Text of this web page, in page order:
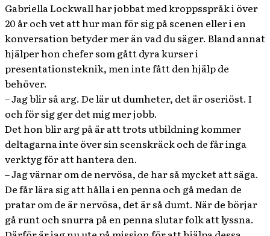
Gabriella Lockwall har jobbat med kroppsspråk i över
20 år och vet att hur man för sig på scenen eller i en
konversation betyder mer än vad du säger. Bland annat
hjälper hon chefer som gått dyra kurser i
presentationsteknik, men inte fått den hjälp de
behöver.
– Jag blir så arg. De lär ut dumheter, det är oseriöst. I
och för sig ger det mig mer jobb.
Det hon blir arg på är att trots utbildning kommer
deltagarna inte över sin scenskräck och de får inga
verktyg för att hantera den.
– Jag värnar om de nervösa, de har så mycket att säga.
De får lära sig att hålla i en penna och gå medan de
pratar om de är nervösa, det är så dumt. När de börjar
gå runt och snurra på en penna slutar folk att lyssna.